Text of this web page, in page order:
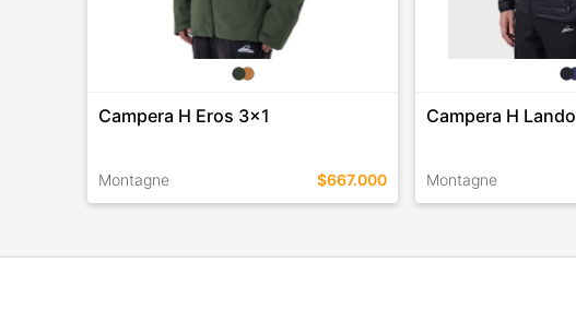
Campera H Eros 3x1
Montagne $667.000
Campera H Lando
Montagne